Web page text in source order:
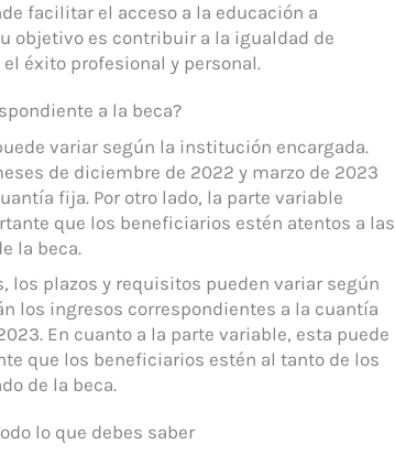
facilitar el acceso a la educación a
objetivo es contribuir a la igualdad de
éxito profesional y personal.
a la beca?
variar según la institución encargada.
de diciembre de 2022 y marzo de 2023
fija. Por otro lado, la parte variable
que los beneficiarios estén atentos a las
la beca.
los plazos y requisitos pueden variar según
los ingresos correspondientes a la cuantía
En cuanto a la parte variable, esta puede
que los beneficiarios estén al tanto de los
de la beca.
lo que debes saber